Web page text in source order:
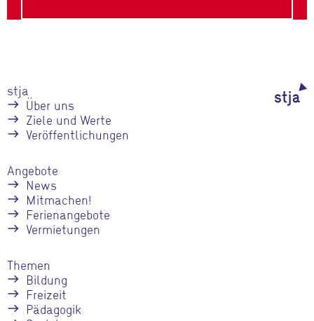
stja
Über uns
Ziele und Werte
Veröffentlichungen
Angebote
News
Mitmachen!
Ferienangebote
Vermietungen
Themen
Bildung
Freizeit
Pädagogik